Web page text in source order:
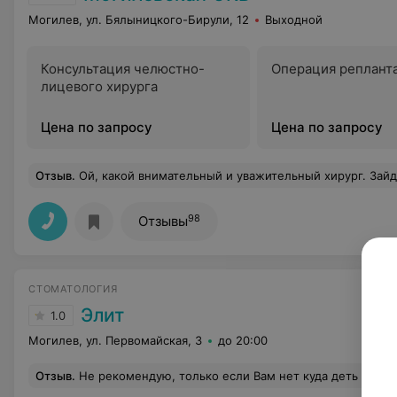
Могилев, ул. Бялыницкого-Бирули, 12 Выходной
Консультация челюстно-
лицевого хирурга
Цена по запросу
Операция
Цена по запросу
Отзыв. Ой, какой внимательный и уважительный хирург. Зайдёт в палату, поинтересуется " Ну как вы, девочки мои?", а некоторым девочкам уже далеко за 50)). И "девочки" вслед: - "Ой, какой хороший доктор". И выслушает и прооперирует и полечит. У него всё без
Отзывы98
СТОМАТОЛОГИЯ
1.0 Элит
Могилев, ул. Первомайская, 3 до 20:00
Отзыв. Не рекомендую, только если Вам нет куда деть деньги. При первом посещении врач озвучила цену на лечение зуба, а вернее замену пломбы меня цена устроила. В результате работа обошлась в три раза дороже. Меня просто обманули, а первоначальную цену как сказала врач